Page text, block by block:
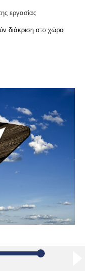
εργασίας
διάκριση στο χώρο